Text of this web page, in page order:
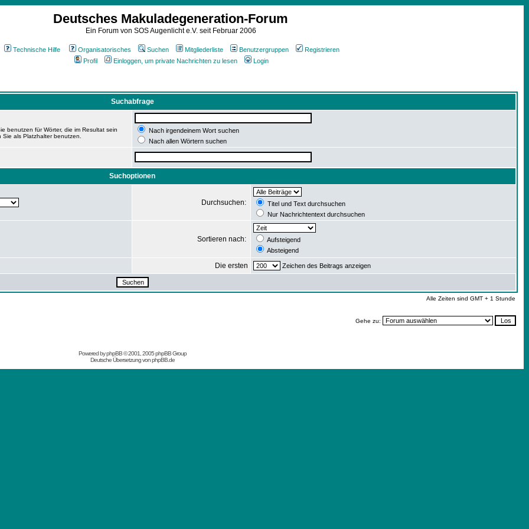
Deutsches Makuladegeneration-Forum
Ein Forum von SOS Augenlicht e.V. seit Februar 2006
Technische Hilfe Organisatorisches Suchen Mitgliederliste Benutzergruppen
Registrieren
Profil
Einloggen, um private Nachrichten zu lesen Login
Suchabfrage
benutzen für Wörter, die im Resultat sein
als Platzhalter benutzen.
Nach irgendeinem Wort suchen
Nach allen Wörtern suchen
Suchoptionen
Durchsuchen:
Titel und Text durchsuchen
Nur Nachrichtentext durchsuchen
Sortieren nach:
Aufsteigend
Absteigend
Die ersten Zeichen des Beitrags anzeigen
Alle Zeiten sind GMT + 1 Stunde
Gehe zu:
Powered byphpBB© 2001, 2005 phpBB Group
Deutsche Übersetzung vonphpBB.de